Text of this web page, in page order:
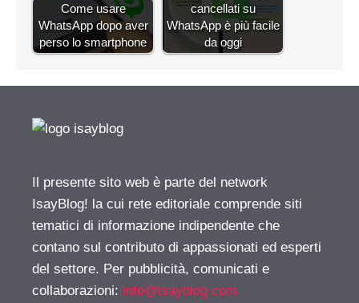
Come usare
WhatsApp dopo aver
perso lo smartphone
cancellati su
WhatsApp è più facile
da oggi
Il presente sito web è parte del network
IsayBlog! la cui rete editoriale comprende siti
tematici di informazione indipendente che
contano sul contributo di appassionati ed esperti
del settore. Per pubblicità, comunicati e
collaborazioni: info@isayblog.com